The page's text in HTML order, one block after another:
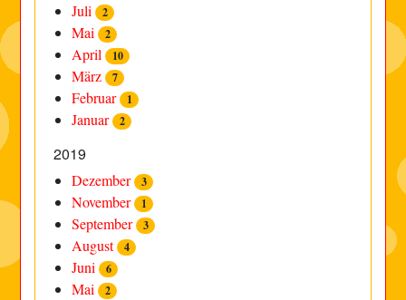
Juli 2
Mai 2
April 10
März 7
Februar 1
Januar 2
2019
Dezember 3
November 1
September 3
August 4
Juni 6
Mai 2